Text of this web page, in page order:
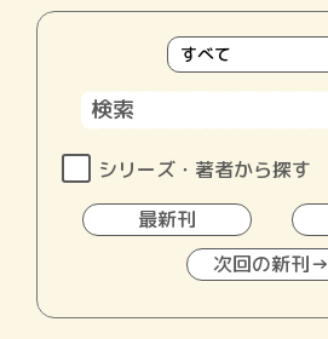
シリーズ・著者から探す
最新刊
次回の新刊→